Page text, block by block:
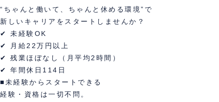
“ちゃんと働いて、ちゃんと休める環境”で
新しいキャリアをスタートしませんか？
✔ 未経験OK
✔ 月給22万円以上
✔ 残業ほぼなし（月平均2時間）
✔ 年間休日114日
■未経験からスタートできる
経験・資格は一切不問。